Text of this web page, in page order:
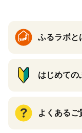
ギフト ふるさと納税
ふるラボと
はじめての
よくあるご